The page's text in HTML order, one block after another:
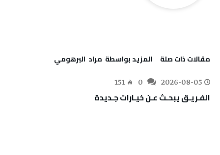
‫مقالات ذات صلة‬ ‫‫المزيد بواسطة‬ ‬ مراد‭ ‬ البرهومي
2026-08-05
151
الفـريـق‭ ‬يبحـث‭ ‬عـن‭ ‬خيـارات‭ ‬جـديدة